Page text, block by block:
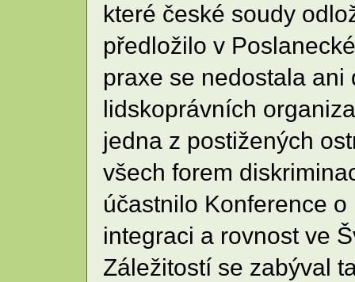
které české soudy
předložilo v
praxe se nedostala
lidskoprávních
jedna z postižených
všech forem
účastnilo Konference
integraci a rovnost ve
Záležitostí se zabýval